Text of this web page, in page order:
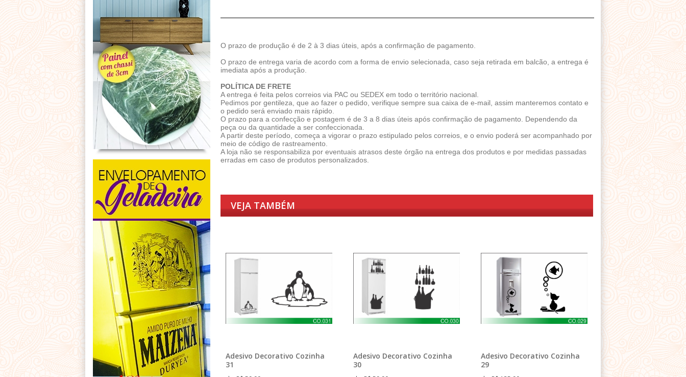
O prazo de produção é de 2 à 3 dias úteis, após a confirmação de pagamento.
O prazo de entrega varia de acordo com a forma de envio selecionada, caso seja retirada em balcão, a entrega é
imediata após a produção.
POLÍTICA DE FRETE
A entrega é feita pelos correios via PAC ou SEDEX em todo o território nacional.
Pedimos por gentileza, que ao fazer o pedido, verifique sempre sua caixa de e-mail, assim manteremos contato e
o pedido será enviado mais rápido.
O prazo para a confecção e postagem é de 3 a 8 dias úteis após confirmação de pagamento. Dependendo da
peça ou da quantidade a ser confeccionada.
A partir deste período, começa a vigorar o prazo estipulado pelos correios, e o envio poderá ser acompanhado por
meio de código de rastreamento.
A loja não se responsabiliza por eventuais atrasos deste órgão na entrega dos produtos e por medidas passadas
erradas em caso de produtos personalizados.
VEJA TAMBÉM
Adesivo Decorativo Cozinha
31
Adesivo Decorativo Cozinha
30
Adesivo Decorativo Cozinha
29